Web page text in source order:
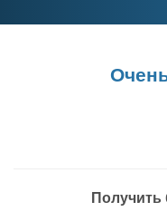
Получить